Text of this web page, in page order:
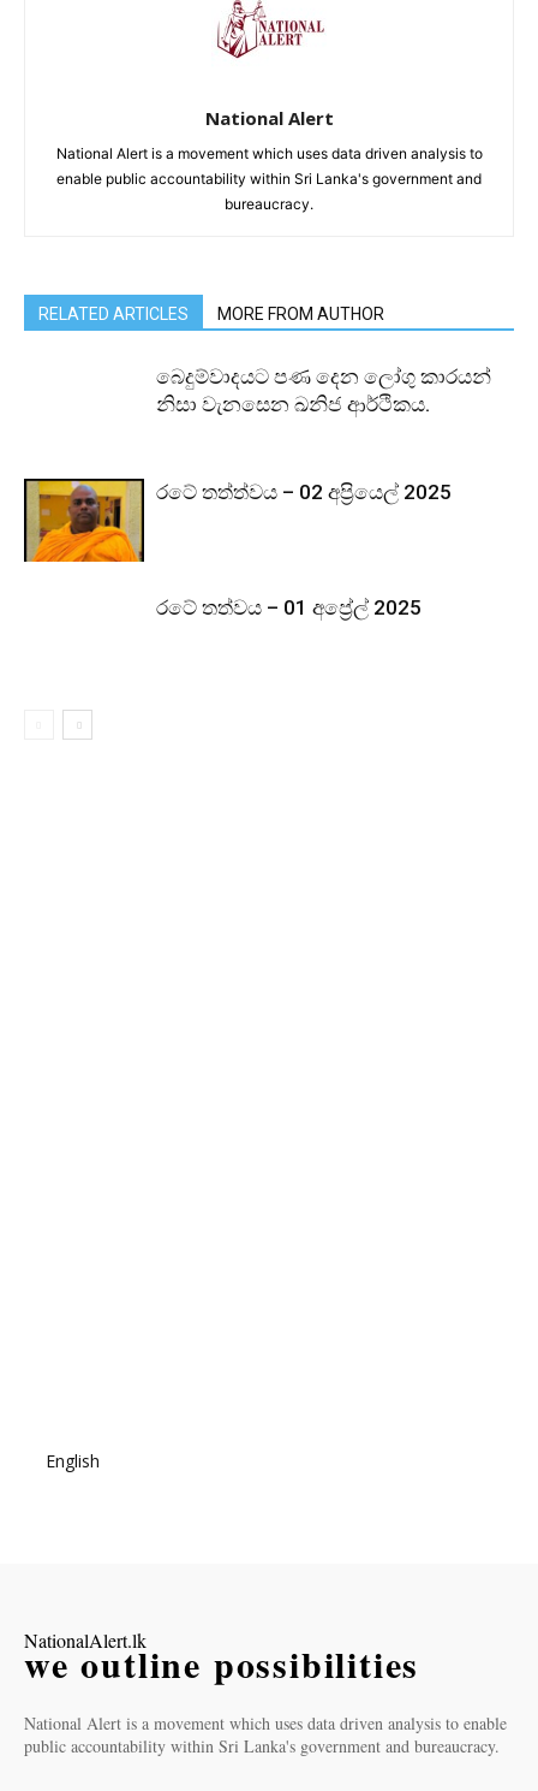
National Alert
National Alert is a movement which uses data driven analysis to
enable public accountability within Sri Lanka's government and
bureaucracy.
RELATED ARTICLES MORE FROM AUTHOR
බෙදුම්වාදයට පණ දෙන ලෝගු කාරයන්
නිසා වැනසෙන ඛනිජ ආර්ථිකය.
රටේ තත්ත්වය – 02 අප්‍රියෙල් 2025
රටේ තත්වය – 01 අප්‍රේල් 2025
English
NationalAlert.lk
we outline possibilities
National Alert is a movement which uses data driven analysis to enable
public accountability within Sri Lanka's government and bureaucracy.